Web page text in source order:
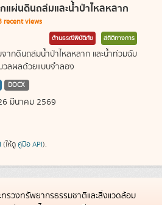
แผ่นดินถล่มและน้ำป่าไหลหลาก
recent views
ด้านธรณีพิบัติภัย สถิติทางการ
ากดินถล่มน้ำป่าไหลหลาก และน้ำท่วมฉับ
วลผลด้วยแบบจำลอง
DOCX
มีนาคม 2569
(ให้ดู คู่มือ API).
รวงทรัพยากรธรรมชาติและสิ่งแวดล้อม